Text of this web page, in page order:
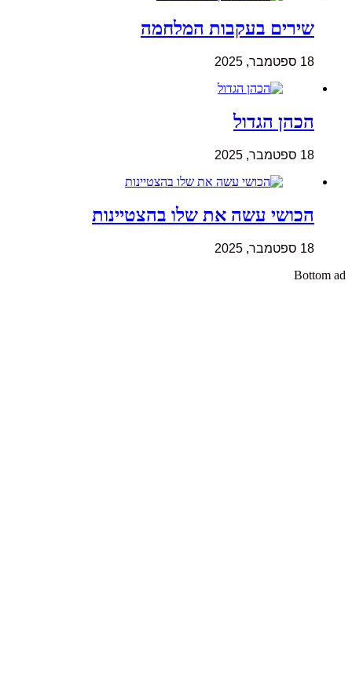
שירים בעקבות המלחמה
18 ספטמבר, 2025
הכהן הגדול
18 ספטמבר, 2025
הכושי עשה את שלו בהצטיינות
18 ספטמבר, 2025
Bottom ad